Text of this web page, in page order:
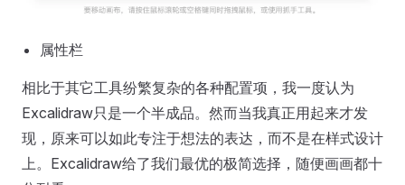
属性栏
相比于其它工具纷繁复杂的各种配置项，我一度认为
Excalidraw只是一个半成品。然而当我真正用起来才发
现，原来可以如此专注于想法的表达，而不是在样式设计
上。Excalidraw给了我们最优的极简选择，随便画画都十